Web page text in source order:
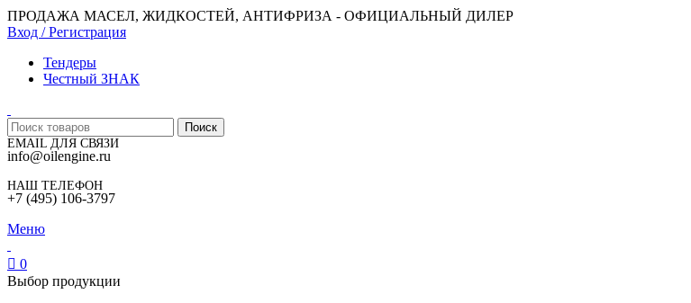
ПРОДАЖА МАСЕЛ, ЖИДКОСТЕЙ, АНТИФРИЗА - ОФИЦИАЛЬНЫЙ ДИЛЕР
Вход / Регистрация
Тендеры
Честный ЗНАК
Поиск
EMAIL ДЛЯ СВЯЗИ
info@oilengine.ru
НАШ ТЕЛЕФОН
+7 (495) 106-3797
Меню
0
Выбор продукции